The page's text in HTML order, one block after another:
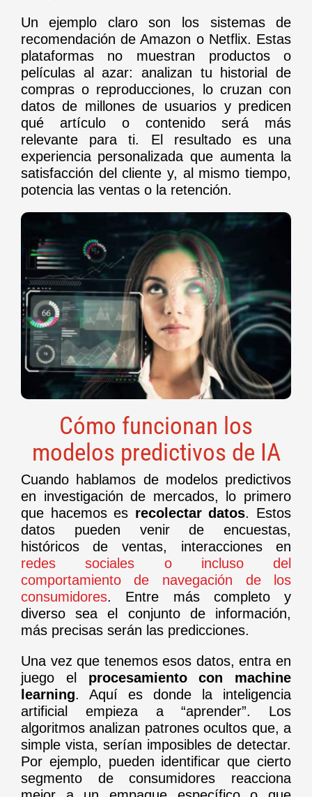
Un ejemplo claro son los sistemas de
recomendación de Amazon o Netflix. Estas
plataformas no muestran productos o
películas al azar: analizan tu historial de
compras o reproducciones, lo cruzan con
datos de millones de usuarios y predicen
qué artículo o contenido será más
relevante para ti. El resultado es una
experiencia personalizada que aumenta la
satisfacción del cliente y, al mismo tiempo,
potencia las ventas o la retención.
Cómo funcionan los
modelos predictivos de IA
Cuando hablamos de modelos predictivos
en investigación de mercados, lo primero
que hacemos es recolectar datos. Estos
datos pueden venir de encuestas,
históricos de ventas, interacciones en
redes sociales o incluso del
comportamiento de navegación de los
consumidores. Entre más completo y
diverso sea el conjunto de información,
más precisas serán las predicciones.
Una vez que tenemos esos datos, entra en
juego el procesamiento con machine
learning. Aquí es donde la inteligencia
artificial empieza a “aprender”. Los
algoritmos analizan patrones ocultos que, a
simple vista, serían imposibles de detectar.
Por ejemplo, pueden identificar que cierto
segmento de consumidores reacciona